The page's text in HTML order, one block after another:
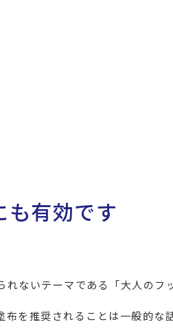
も有効です
ないテーマである「大人のフ
を推奨されることは一般的